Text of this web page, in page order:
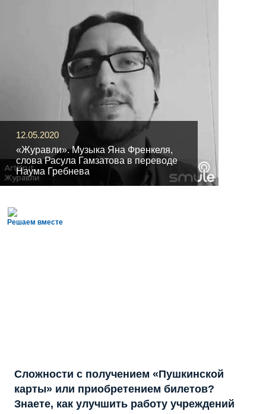
12.05.2020
«Журавли». Музыка Яна Френкеля,
слова Расула Гамзатова в переводе
Наума Гребнева
Решаем вместе
Сложности с получением «Пушкинской
карты» или приобретением билетов?
Знаете, как улучшить работу учреждений